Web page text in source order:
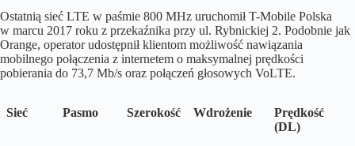
Ostatnią sieć LTE w paśmie 800 MHz uruchomił T-Mobile Polska
w marcu 2017 roku z przekaźnika przy ul. Rybnickiej 2. Podobnie jak
Orange, operator udostępnił klientom możliwość nawiązania
mobilnego połączenia z internetem o maksymalnej prędkości
pobierania do 73,7 Mb/s oraz połączeń głosowych VoLTE.
Sieć Pasmo Szerokość Wdrożenie
Prędkość
(DL)